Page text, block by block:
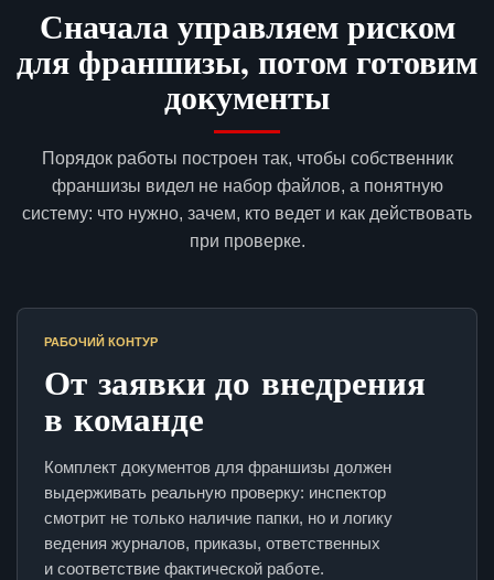
Сначала управляем риском
для франшизы, потом готовим
документы
Порядок работы построен так, чтобы собственник
франшизы видел не набор файлов, а понятную
систему: что нужно, зачем, кто ведет и как действовать
при проверке.
РАБОЧИЙ КОНТУР
От заявки до внедрения
в команде
Комплект документов для франшизы должен
выдерживать реальную проверку: инспектор
смотрит не только наличие папки, но и логику
ведения журналов, приказы, ответственных
и соответствие фактической работе.